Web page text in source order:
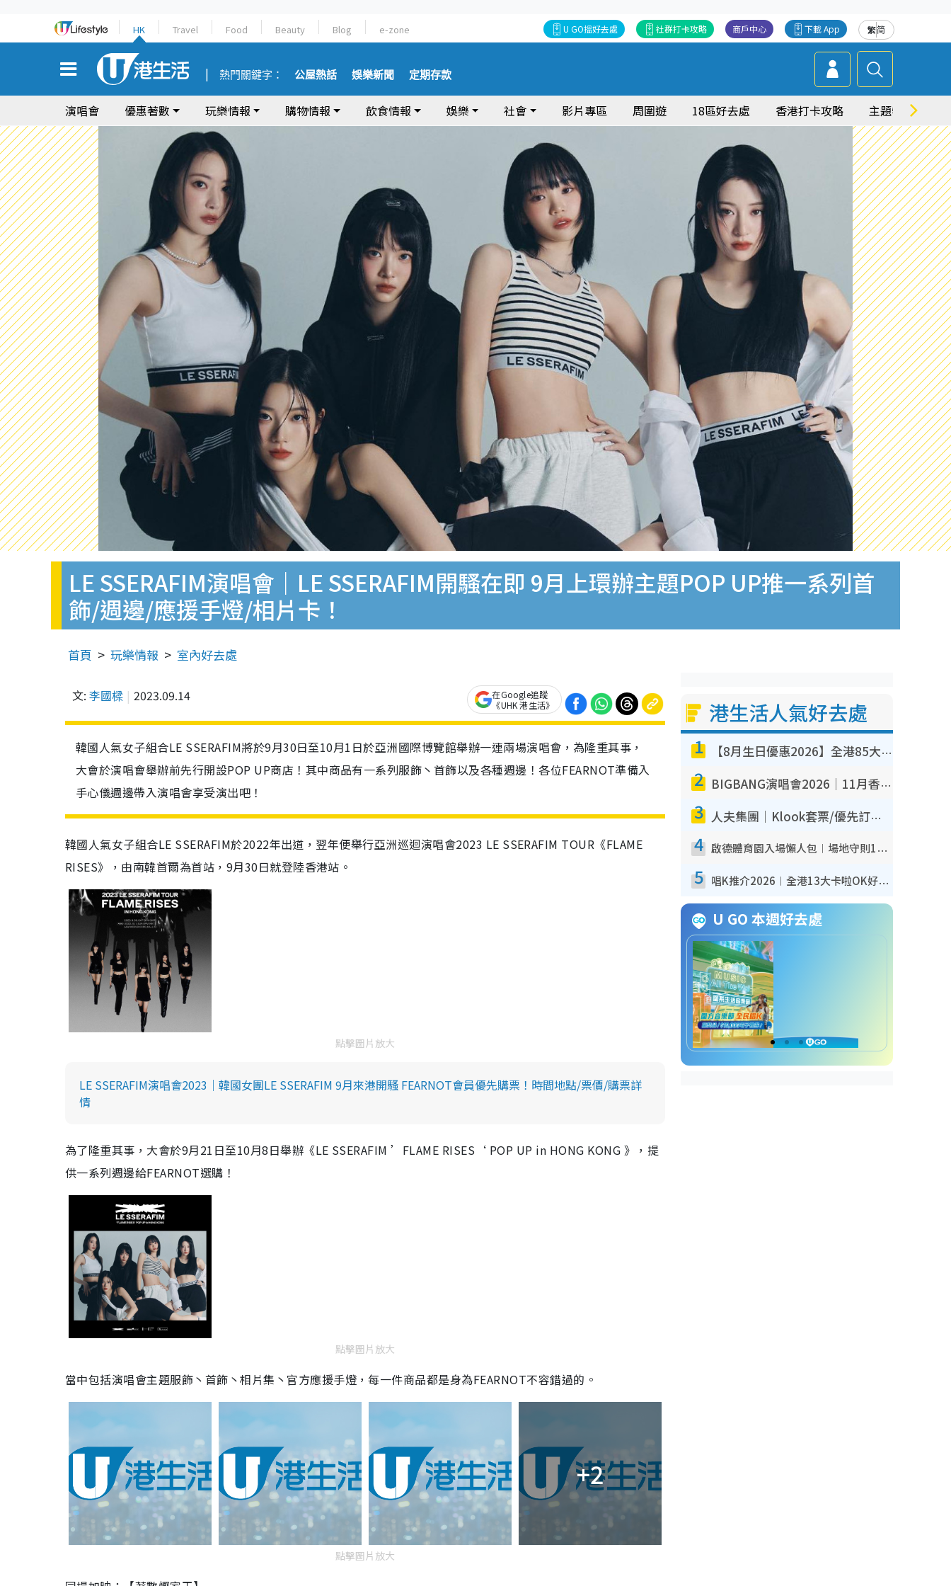
HK Travel Food Beauty Blog e-zone 繁简
下載 App
商戶中心
社群打卡攻略
U GO搵好去處
熱門關鍵字： 公屋熱話 娛樂新聞 定期存款
演唱會 優惠著數 玩樂情報 購物情報 飲食情報 娛樂 社會 影片專區 周圍遊 18區好去處 香港打卡攻略 主題特集
LE SSERAFIM演唱會｜LE SSERAFIM開騷在即 9月上環辦主題POP UP推一系列首
飾/週邊/應援手燈/相片卡！
首頁 玩樂情報 室內好去處
文: 李國樑 2023.09.14
在Google追蹤
《UHK 港生活》
韓國人氣女子組合LE SSERAFIM將於9月30日至10月1日於亞洲國際博覽館舉辦一連兩場演唱會，為隆重其事，
大會於演唱會舉辦前先行開設POP UP商店！其中商品有一系列服飾丶首飾以及各種週邊！各位FEARNOT準備入
手心儀週邊帶入演唱會享受演出吧！
韓國人氣女子組合LE SSERAFIM於2022年出道，翌年便舉行亞洲巡迴演唱會2023 LE SSERAFIM TOUR《FLAME
RISES》，由南韓首爾為首站，9月30日就登陸香港站。
點擊圖片放大
LE SSERAFIM演唱會2023｜韓國女團LE SSERAFIM 9月來港開騷 FEARNOT會員優先購票！時間地點/票價/購票詳
情
為了隆重其事，大會於9月21日至10月8日舉辦《LE SSERAFIM ’FLAME RISES‘ POP UP in HONG KONG 》，提
供一系列週邊給FEARNOT選購！
點擊圖片放大
當中包括演唱會主題服飾丶首飾丶相片集丶官方應援手燈，每一件商品都是身為FEARNOT不容錯過的。
+2
點擊圖片放大
港生活人氣好去處
1 【8月生日優惠2026】全港85大食買玩著數攻略 自助餐/火鍋放題同行免費＋誠品/DONKI送現金券
2 BIGBANG演唱會2026｜11月香港啟德開3場！實名制VIP申請、優先購票攻略
3 人夫集團｜Klook套票/優先訂票/公開發售搶飛攻略！附票價.購票連結.場地座位表
4 啟德體育園入場懶人包︱場地守則12違禁品不可進場准帶細水樽但全場禁樽蓋！應援牌有限制！
5 唱K推介2026︱全港13大卡啦OK好去處！最平$36起 日文K都有！(附地址+收費詳情)
U GO 本週好去處